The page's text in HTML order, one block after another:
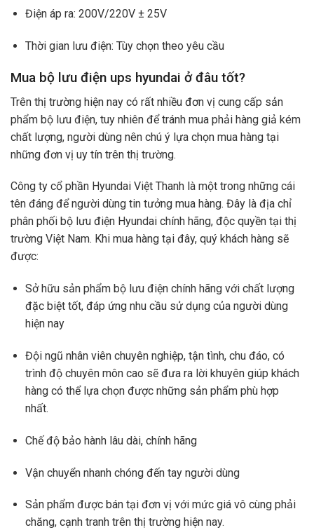
Điện áp ra: 200V/220V ± 25V
Thời gian lưu điện: Tùy chọn theo yêu cầu
Mua bộ lưu điện ups hyundai ở đâu tốt?
Trên thị trường hiện nay có rất nhiều đơn vị cung cấp sản
phẩm bộ lưu điện, tuy nhiên để tránh mua phải hàng giả kém
chất lượng, người dùng nên chú ý lựa chọn mua hàng tại
những đơn vị uy tín trên thị trường.
Công ty cổ phần Hyundai Việt Thanh là một trong những cái
tên đáng để người dùng tin tưởng mua hàng. Đây là địa chỉ
phân phối bộ lưu điện Hyundai chính hãng, độc quyền tại thị
trường Việt Nam. Khi mua hàng tại đây, quý khách hàng sẽ
được:
Sở hữu sản phẩm bộ lưu điện chính hãng với chất lượng
đặc biệt tốt, đáp ứng nhu cầu sử dụng của người dùng
hiện nay
Đội ngũ nhân viên chuyên nghiệp, tận tình, chu đáo, có
trình độ chuyên môn cao sẽ đưa ra lời khuyên giúp khách
hàng có thể lựa chọn được những sản phẩm phù hợp
nhất.
Chế độ bảo hành lâu dài, chính hãng
Vận chuyển nhanh chóng đến tay người dùng
Sản phẩm được bán tại đơn vị với mức giá vô cùng phải
chăng, cạnh tranh trên thị trường hiện nay.